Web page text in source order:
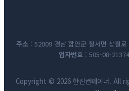
주소 : 52009 경남 함안군 칠서면 삼칠
업자번호 : 505-08-21374
Copyright © 2026 한진컨테이너. All